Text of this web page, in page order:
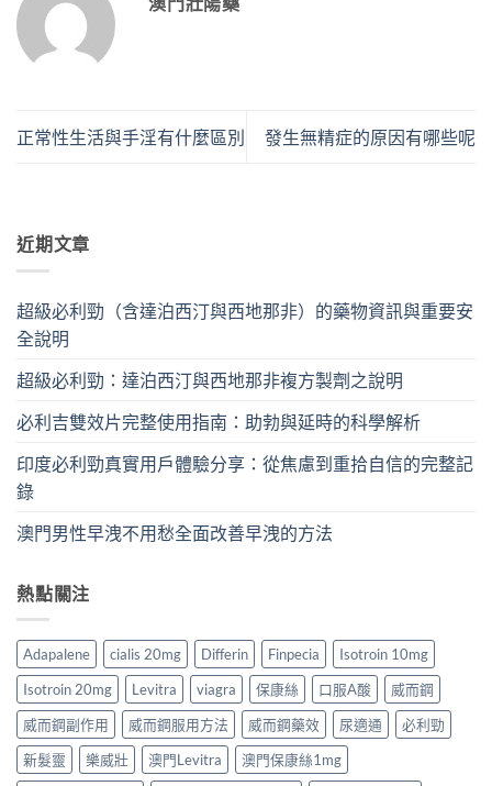
正常性生活與手淫有什麼區別 發生無精症的原因有哪些呢
近期文章
超級必利勁（含達泊西汀與西地那非）的藥物資訊與重要安
全說明
超級必利勁：達泊西汀與西地那非複方製劑之說明
必利吉雙效片完整使用指南：助勃與延時的科學解析
印度必利勁真實用戶體驗分享：從焦慮到重拾自信的完整記
錄
澳門男性早洩不用愁全面改善早洩的方法
熱點關注
Adapalene cialis 20mg Differin Finpecia
Isotroin 10mg
Isotroin 20mg
Levitra viagra 保康絲 口服A酸
威而鋼
威而鋼副作用
威而鋼服用方法 威而鋼藥效 尿適通
必利勁
新髮靈
樂威壯 澳門Levitra 澳門保康絲1mg